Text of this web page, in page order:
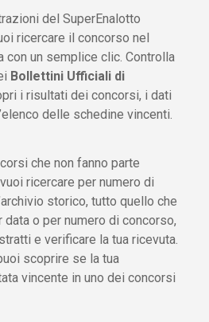
del SuperEnalotto
ricercare il concorso nel
con un semplice clic. Controlla
Bollettini Ufficiali di
i risultati dei concorsi, i dati
delle schedine vincenti.
che non fanno parte
ricercare per numero di
storico, tutto quello che
o per numero di concorso,
e verificare la tua ricevuta.
scoprire se la tua
vincente in uno dei concorsi